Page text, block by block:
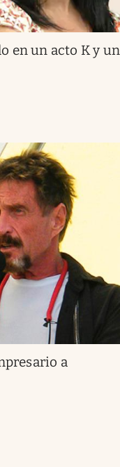
en un acto K y un
a